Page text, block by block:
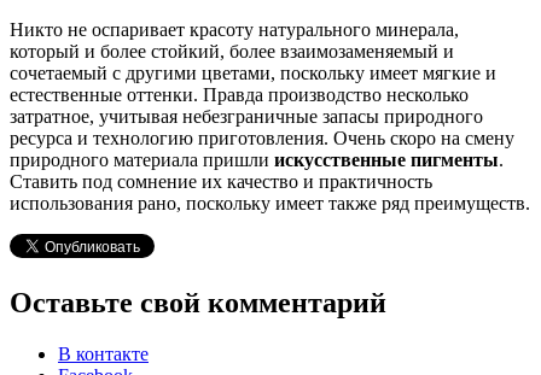
Никто не оспаривает красоту натурального минерала,
который и более стойкий, более взаимозаменяемый и
сочетаемый с другими цветами, поскольку имеет мягкие и
естественные оттенки. Правда производство несколько
затратное, учитывая небезграничные запасы природного
ресурса и технологию приготовления. Очень скоро на смену
природного материала пришли искусственные пигменты.
Ставить под сомнение их качество и практичность
использования рано, поскольку имеет также ряд преимуществ.
Оставьте свой комментарий
В контакте